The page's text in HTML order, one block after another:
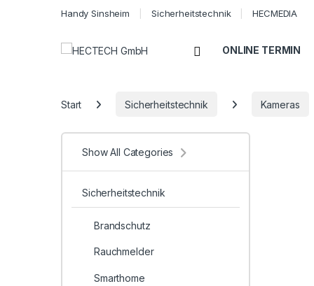
Handy Sinsheim Sicherheitstechnik HECMEDIA
Open ONLINE TERMIN
Start Sicherheitstechnik Kameras
Show All Categories
Sicherheitstechnik
Brandschutz
Rauchmelder
Smarthome